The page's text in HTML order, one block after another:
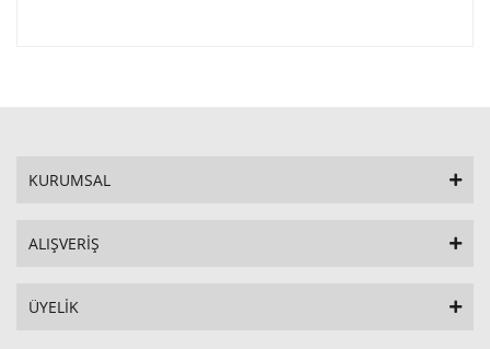
KURUMSAL
ALIŞVERİŞ
ÜYELİK